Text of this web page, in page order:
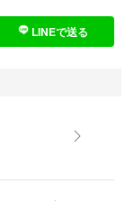
れ等ある場合もござ
より、実物と若干違
る一方的なキャンセ
LINEで送る